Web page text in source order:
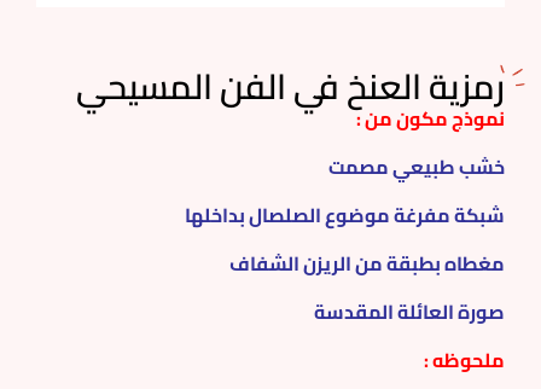
رمزية العنخ في الفن المسيحي
نموذج مكون من :
خشب طبيعي مصمت
شبكة مفرغة موضوع الصلصال بداخلها
مغطاه بطبقة من الريزن الشفاف
صورة العائلة المقدسة
ملحوظه :